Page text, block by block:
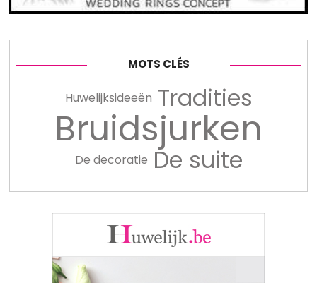
MOTS CLÉS
Huwelijksideeën Tradities
Bruidsjurken
De decoratie De suite